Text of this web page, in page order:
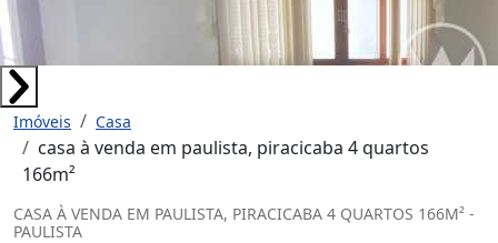
Imóveis Casa
casa à venda em paulista, piracicaba 4 quartos
166m²
CASA À VENDA EM PAULISTA, PIRACICABA 4 QUARTOS 166M² -
PAULISTA